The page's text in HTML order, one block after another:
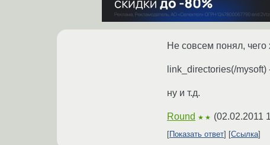
Не совсем понял, чего
link_directories(/
ну и т.д.
Round ★★ (02.02.2011
Показать ответ Ссылка